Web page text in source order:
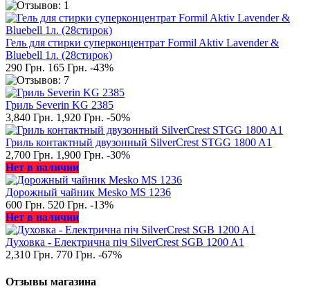
Гель для стирки суперконцентрат Formil Aktiv Lavender &
Bluebell 1л. (28стирок)
290 Грн. 165 Грн. -43%
Гриль Severin KG 2385
3,840 Грн. 1,920 Грн. -50%
Гриль контактный двузонный SilverCrest STGG 1800 A1
2,700 Грн. 1,900 Грн. -30%
Нет в наличии
Дорожный чайник Mesko MS 1236
600 Грн. 520 Грн. -13%
Нет в наличии
Духовка - Електрична піч SilverCrest SGB 1200 A1
2,310 Грн. 770 Грн. -67%
Отзывы магазина